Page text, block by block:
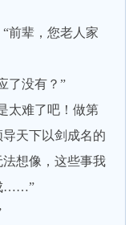
辈，您老人家
没有？”
难了吧！做第
天下以剑成名的
想像，这些事我
……”